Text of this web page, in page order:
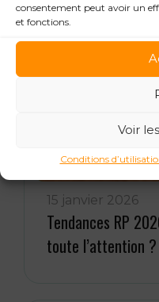
consentement peut avoir un
et fonctions.
Voir
Conditions
15 janvier 2026
Tendances RP
toute l’attention ?